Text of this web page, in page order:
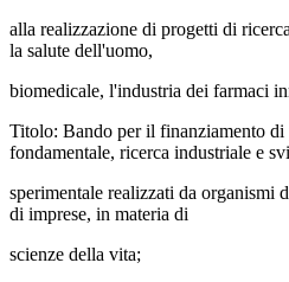
alla realizzazione di progetti di
la salute dell'uomo,
biomedicale, l'industria dei farmaci
Titolo: Bando per il finanziamento di
fondamentale, ricerca industriale e
sperimentale realizzati da organismi
di imprese, in materia di
scienze della vita;